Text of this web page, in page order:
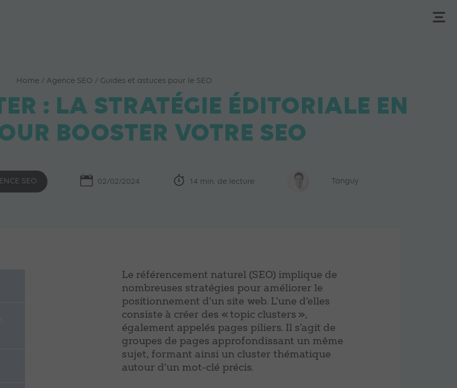
Home / Agence SEO / Guides et astuces pour le SEO
: LA STRATÉGIE ÉDITORIALE EN
BOOSTER VOTRE SEO
SEO 02/02/2024 14 min. de lecture Tanguy
Le référencement naturel (SEO) implique de
nombreuses stratégies pour améliorer le
positionnement d’un site web. L’une d’elles
consiste à créer des « topic clusters »,
également appelés pages piliers. Il s’agit de
groupes de pages approfondissant un même
sujet, formant ainsi un cluster thématique
autour d’un mot-clé précis.